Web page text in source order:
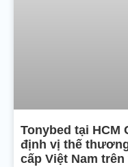
Tonybed tại HCM
định vị thế
cấp Việt Nam